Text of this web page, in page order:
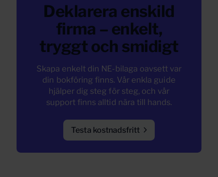
Deklarera enskild
firma – enkelt,
tryggt och smidigt
Skapa enkelt din NE-bilaga oavsett var
din bokföring finns. Vår enkla guide
hjälper dig steg för steg, och vår
support finns alltid nära till hands.
Testa kostnadsfritt